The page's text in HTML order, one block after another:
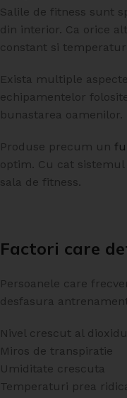
CLAPETE ANTIFOC
Clapete Antifoc circulare
Clapete Antifoc
Salile de fitness sunt
din interior. Ca orice
constant si
Exista multiple
echipamentelor
bunastarea oamenilor.
Produse precum un
optim. Cu cat
sala de fitness.
Factori care
Persoanele care
desfasura
Nivel crescut al
Miros de transpiratie
Umiditate crescuta
Temperaturi prea